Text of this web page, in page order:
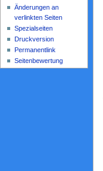
Änderungen an
verlinkten Seiten
Spezialseiten
Druckversion
Permanentlink
Seitenbewertung